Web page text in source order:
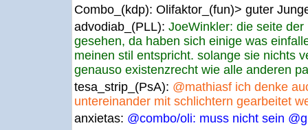
Combo_(kdp): Olifaktor_(fun)> guter
advodiab_(PLL): JoeWinkler: die seite
gesehen, da haben sich einige was
meinen stil entspricht. solange sie nichts
genauso existenzrecht wie alle anderen
tesa_strip_(PsA): @mathiasf ich denke
untereinander mit schlichtern gearbeitet
anxietas: @combo/oli: muss nicht sein